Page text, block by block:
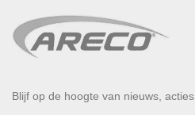
Blijf op de hoogte van nieuws,